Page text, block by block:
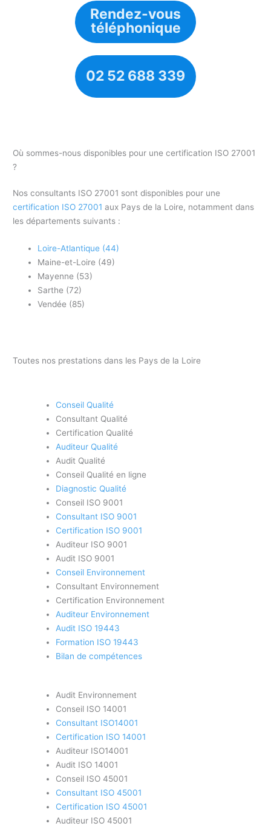
Rendez-vous
téléphonique
02 52 688 339
Où sommes-nous disponibles pour une certification ISO 27001
?
Nos consultants ISO 27001 sont disponibles pour une
certification ISO 27001 aux Pays de la Loire, notamment dans
les départements suivants :
Loire-Atlantique (44)
Maine-et-Loire (49)
Mayenne (53)
Sarthe (72)
Vendée (85)
Toutes nos prestations dans les Pays de la Loire
Conseil Qualité
Consultant Qualité
Certification Qualité
Auditeur Qualité
Audit Qualité
Conseil Qualité en ligne
Diagnostic Qualité
Conseil ISO 9001
Consultant ISO 9001
Certification ISO 9001
Auditeur ISO 9001
Audit ISO 9001
Conseil Environnement
Consultant Environnement
Certification Environnement
Auditeur Environnement
Audit ISO 19443
Formation ISO 19443
Bilan de compétences
Audit Environnement
Conseil ISO 14001
Consultant ISO14001
Certification ISO 14001
Auditeur ISO14001
Audit ISO 14001
Conseil ISO 45001
Consultant ISO 45001
Certification ISO 45001
Auditeur ISO 45001